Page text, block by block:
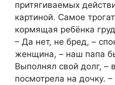
притягиваемых
картиной. Самое
кормящая ребёнка
– Да нет, не бред, –
женщина, – наш папа
Выполнял свой долг, –
посмотрела на дочку.